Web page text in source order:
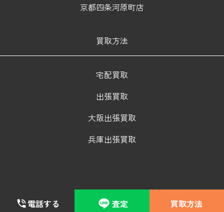
電話する 査定 買取方法
京都四条河原町店
買取方法
宅配買取
出張買取
大阪出張買取
兵庫出張買取